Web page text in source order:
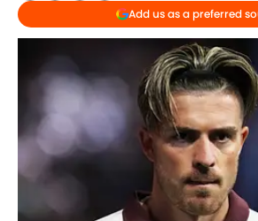
Add us as a preferred